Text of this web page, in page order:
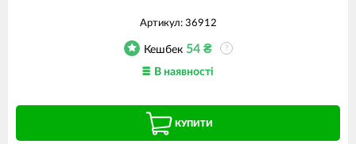
Артикул: 36912
Кешбек 54₴ ?
В наявності
КУПИТИ